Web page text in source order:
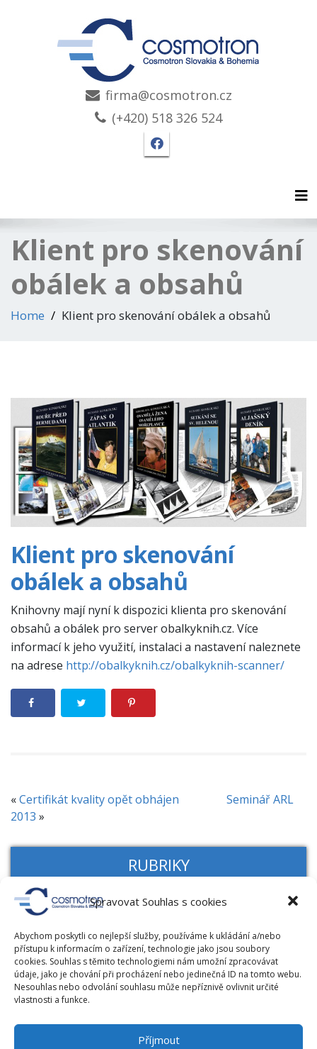
Spravovat Souhlas s cookies
Abychom poskytli co nejlepší služby, používáme k ukládání a/nebo
přístupu k informacím o zařízení, technologie jako jsou soubory
cookies. Souhlas s těmito technologiemi nám umožní zpracovávat
údaje, jako je chování při procházení nebo jedinečná ID na tomto webu.
Nesouhlas nebo odvolání souhlasu může nepříznivě ovlivnit určité
vlastnosti a funkce.
Příjmout
firma@cosmotron.cz
(+420) 518 326 524
Facebook stránka
Klient pro skenování
obálek a obsahů
Home Klient pro skenování obálek a obsahů
Klient pro skenování
obálek a obsahů
Knihovny mají nyní k dispozici klienta pro skenování
obsahů a obálek pro server obalkyknih.cz. Více
informací k jeho využití, instalaci a nastavení naleznete
na adrese http://obalkyknih.cz/obalkyknih-scanner/
«Certifikát kvality opět obhájen
Seminář ARL
2013 »
RUBRIKY
Novinky
AKCE / KONFERENCE
Knihovny současnosti 2026